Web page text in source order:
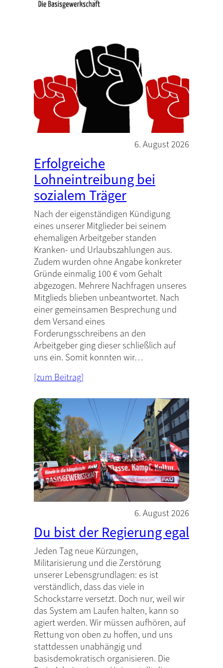
6. August 2026
Erfolgreiche
Lohneintreibung bei
sozialem Träger
Nach der eigenständigen Kündigung
eines unserer Mitglieder bei seinem
ehemaligen Arbeitgeber standen
Kranken- und Urlaubszahlungen aus.
Zudem wurden ohne Angabe konkreter
Gründe einmalig 100 € vom Gehalt
abgezogen. Mehrere Nachfragen unseres
Mitglieds blieben unbeantwortet. Nach
einer gemeinsamen Besprechung und
dem Versand eines
Forderungsschreibens an den
Arbeitgeber ging dieser schließlich auf
uns ein. Somit konnten wir…
[zum Beitrag]
6. August 2026
Du bist der Regierung egal
Jeden Tag neue Kürzungen,
Militarisierung und die Zerstörung
unserer Lebensgrundlagen: es ist
verständlich, dass das viele in
Schockstarre versetzt. Doch nur, weil wir
das System am Laufen halten, kann so
agiert werden. Wir müssen aufhören, auf
Rettung von oben zu hoffen, und uns
stattdessen unabhängig und
basisdemokratisch organisieren. Die